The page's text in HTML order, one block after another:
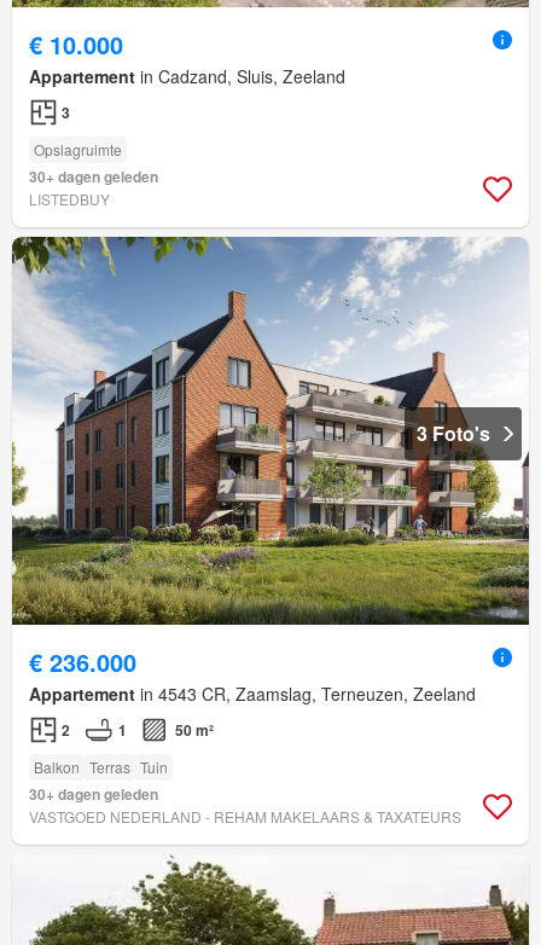
€ 10.000
Appartement in Cadzand, Sluis, Zeeland
3
Opslagruimte
30+ dagen geleden
LISTEDBUY
3 Foto's
€ 236.000
Appartement in 4543 CR, Zaamslag, Terneuzen, Zeeland
2 1 50 m²
Balkon Terras Tuin
30+ dagen geleden
VASTGOED NEDERLAND - REHAM MAKELAARS & TAXATEURS